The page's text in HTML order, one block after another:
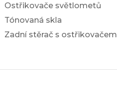
Ostřikovače světlometů
Tónovaná skla
Zadní stěrač s ostřikovačem